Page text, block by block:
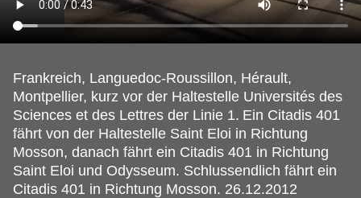
Frankreich, Languedoc-Roussillon, Hérault,
Montpellier, kurz vor der Haltestelle Universités des
Sciences et des Lettres der Linie 1. Ein Citadis 401
fährt von der Haltestelle Saint Eloi in Richtung
Mosson, danach fährt ein Citadis 401 in Richtung
Saint Eloi und Odysseum. Schlussendlich fährt ein
Citadis 401 in Richtung Mosson. 26.12.2012